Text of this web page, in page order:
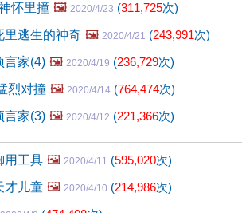
怀里撞 🖼️ 2020/4/23 (311,725次)
里逃生的神奇 🖼️ 2020/4/21 (243,991次)
言家(4) 🖼️ 2020/4/19 (236,729次)
烈对撞 🖼️ 2020/4/14 (764,474次)
言家(3) 🖼️ 2020/4/12 (221,366次)
用工具 🖼️ 2020/4/11 (595,020次)
才儿童 🖼️ 2020/4/10 (214,986次)